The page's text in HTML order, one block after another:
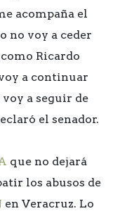
acompaña el
no voy a ceder
Ricardo
a continuar
a seguir de
el senador.
que no dejará
los abusos de
en Veracruz. Lo